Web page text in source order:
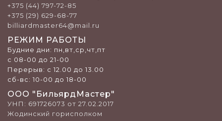
+375 (44) 797-72-85
+375 (29) 629-68-77
billiardmaster64@mail.ru
РЕЖИМ РАБОТЫ
Будние дни: пн,вт,ср,чт,пт
с 08-00 до 21-00
Перерыв: c 12.00 до 13.00
сб-вс: 10-00 до 18-00
ООО "БильярдМастер"
УНП: 691726073 от 27.02.2017
Жодинский горисполком